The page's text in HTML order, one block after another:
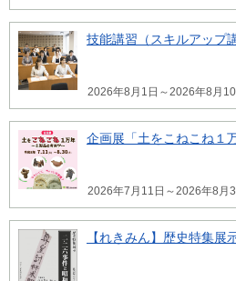
技能講習（スキルアップ
2026年8月1日～2026年8月10
企画展「土をこねこね１
2026年7月11日～2026年8月
【れきみん】歴史特集展